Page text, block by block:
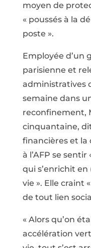
moyen de
« poussés à la
poste ».
Employée d’un
parisienne et
administratives
semaine dans
reconfinement,
cinquantaine,
financières et la
à l’AFP se
qui s’enrichit en
vie ». Elle craint
de tout lien
« Alors qu’on
accélération